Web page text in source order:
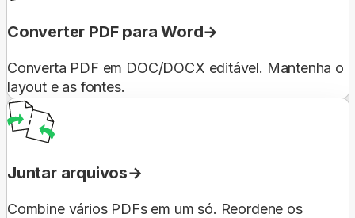
Converter PDF para Word
Converta PDF em DOC/DOCX editável. Mantenha o
layout e as fontes.
Juntar arquivos
Combine vários PDFs em um só. Reordene os